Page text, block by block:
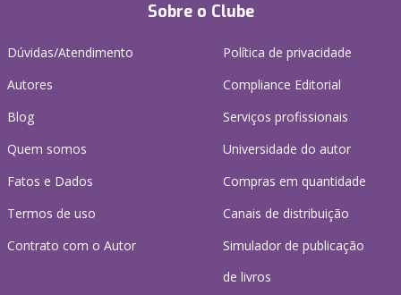
Sobre o Clube
Dúvidas/Atendimento
Autores
Blog
Quem somos
Fatos e Dados
Termos de uso
Contrato com o Autor
Política de privacidade
Compliance Editorial
Serviços profissionais
Universidade do autor
Compras em quantidade
Canais de distribuição
Simulador de publicação
de livros